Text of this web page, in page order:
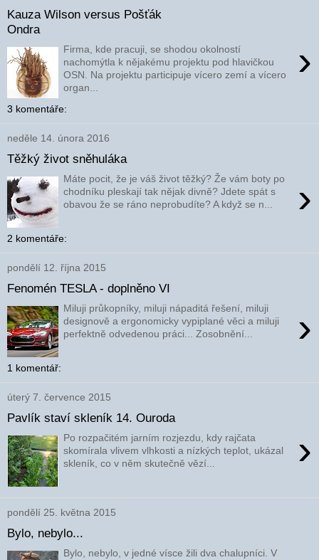
Kauza Wilson versus Pošťák
Ondra
›
Firma, kde pracuji, se shodou okolností
nachomýtla k nějakému projektu pod hlavičkou
OSN. Na projektu participuje vícero zemí a vícero
organ...
3 komentáře:
neděle 14. února 2016
Těžký život sněhuláka
›
Máte pocit, že je váš život těžký? Že vám boty po
chodníku pleskají tak nějak divně? Jdete spát s
obavou že se ráno neprobudíte? A když se n...
2 komentáře:
pondělí 12. října 2015
Fenomén TESLA - doplněno VI
›
Miluji průkopníky, miluji nápaditá řešení, miluji
designově a ergonomicky vypiplané věci a miluji
perfektně odvedenou práci... Zosobnění...
1 komentář:
úterý 7. července 2015
Pavlík staví skleník 14. Ouroda
›
Po rozpačitém jarním rozjezdu, kdy rajčata
skomírala vlivem vlhkosti a nízkých teplot, ukázal
skleník, co v něm skutečně vězí...
pondělí 25. května 2015
Bylo, nebylo...
Bylo, nebylo, v jedné vísce žili dva chalupníci. V